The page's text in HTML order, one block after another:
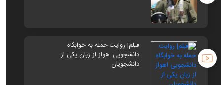
فیلم| روایت حمله به خوابگاه
دانشجویی اهواز از زبان یکی از
دانشجویان